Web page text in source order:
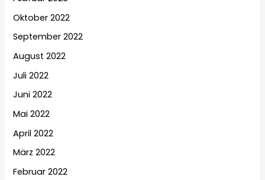
Oktober 2022
September 2022
August 2022
Juli 2022
Juni 2022
Mai 2022
April 2022
März 2022
Februar 2022